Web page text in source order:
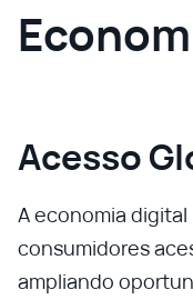
Acesso
A economia
consumidores
ampliando